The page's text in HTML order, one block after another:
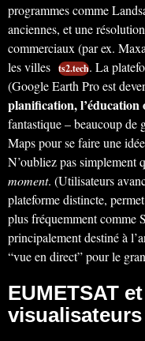
programmes comme
anciennes, et une
commerciaux (par ex.
les villes ts2.tech. La
(Google Earth Pro est
planification, l’éducation
fantastique – beaucoup de
Maps pour se faire une
N’oubliez pas simplement
moment. (Utilisateurs
plateforme distincte,
plus fréquemment comme
principalement destiné à
“vue en direct” pour le
EUMETSAT